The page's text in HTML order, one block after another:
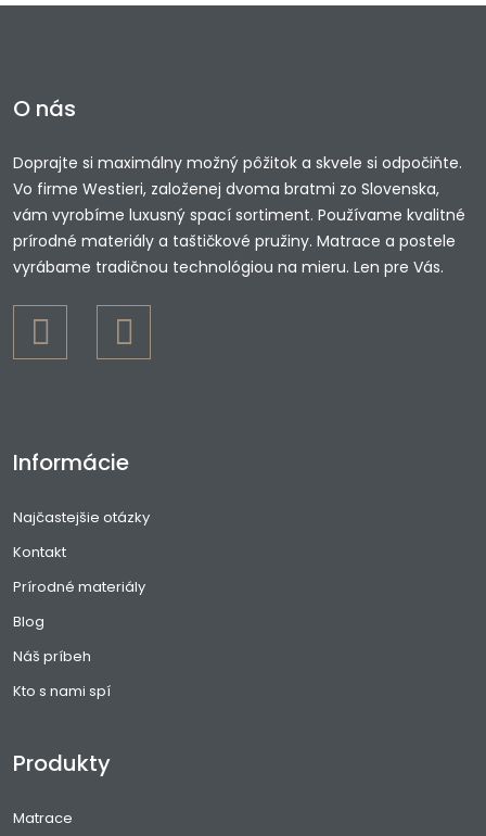
O nás
Doprajte si maximálny možný pôžitok a skvele si odpočiňte.
Vo firme Westieri, založenej dvoma bratmi zo Slovenska,
vám vyrobíme luxusný spací sortiment. Používame kvalitné
prírodné materiály a taštičkové pružiny. Matrace a postele
vyrábame tradičnou technológiou na mieru. Len pre Vás.
Informácie
Najčastejšie otázky
Kontakt
Prírodné materiály
Blog
Náš príbeh
Kto s nami spí
Produkty
Matrace